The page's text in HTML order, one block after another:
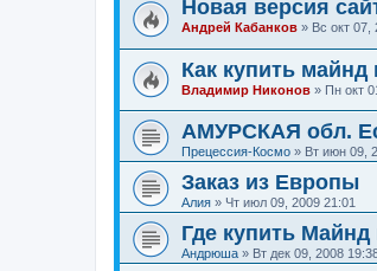
Новая версия
Андрей Кабанков » Вс окт 07,
Как купить
Владимир Никонов » Пн окт
АМУРСКАЯ обл.
Прецессия-Космо » Вт июн 09,
Заказ из Европы
Алия » Чт июл 09, 2009 21:01
Где купить
Андрюша » Вт дек 09, 2008